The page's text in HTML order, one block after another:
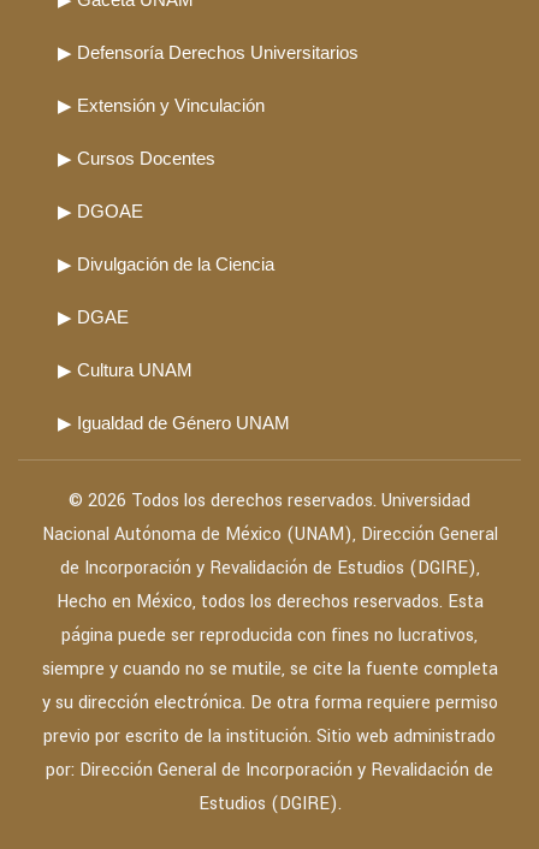
▶ Defensoría Derechos Universitarios
▶ Extensión y Vinculación
▶ Cursos Docentes
▶ DGOAE
▶ Divulgación de la Ciencia
▶ DGAE
▶ Cultura UNAM
▶ Igualdad de Género UNAM
© 2026 Todos los derechos reservados. Universidad
Nacional Autónoma de México (UNAM), Dirección General
de Incorporación y Revalidación de Estudios (DGIRE),
Hecho en México, todos los derechos reservados. Esta
página puede ser reproducida con fines no lucrativos,
siempre y cuando no se mutile, se cite la fuente completa
y su dirección electrónica. De otra forma requiere permiso
previo por escrito de la institución. Sitio web administrado
por: Dirección General de Incorporación y Revalidación de
Estudios (DGIRE).